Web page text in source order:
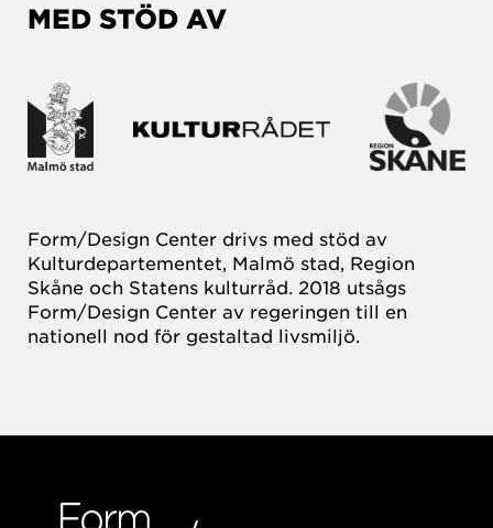
MED STÖD AV
Form/Design Center drivs med stöd av
Kulturdepartementet, Malmö stad, Region
Skåne och Statens kulturråd. 2018 utsågs
Form/Design Center av regeringen till en
nationell nod för gestaltad livsmiljö.